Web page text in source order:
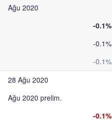
Ağu 2020
-0.1%
-0.1%
-0.1%
28 Ağu 2020
Ağu 2020 prelim.
-0.1%